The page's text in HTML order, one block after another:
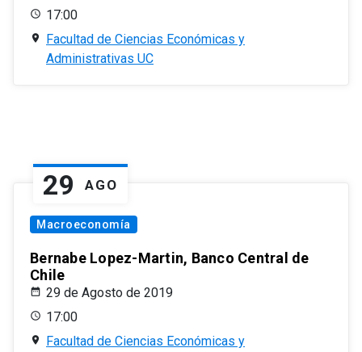
17:00
Facultad de Ciencias Económicas y
Administrativas UC
29 AGO
Macroeconomía
Bernabe Lopez-Martin, Banco Central de
Chile
29 de Agosto de 2019
17:00
Facultad de Ciencias Económicas y